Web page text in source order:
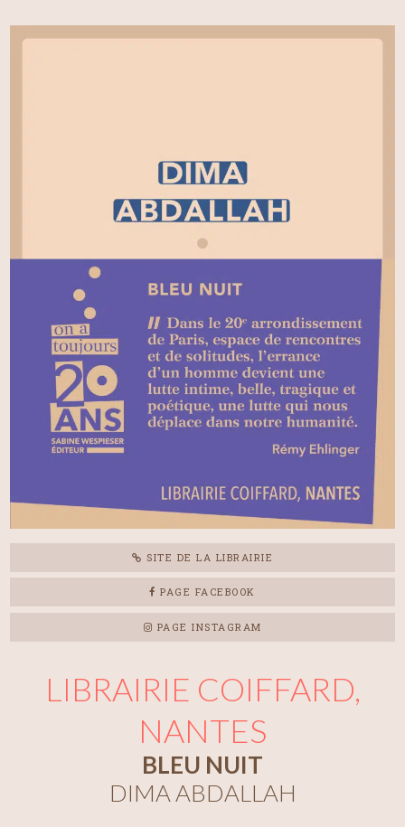
SITE DE LA LIBRAIRIE
PAGE FACEBOOK
PAGE INSTAGRAM
LIBRAIRIE COIFFARD,
NANTES
BLEU NUIT
DIMA ABDALLAH